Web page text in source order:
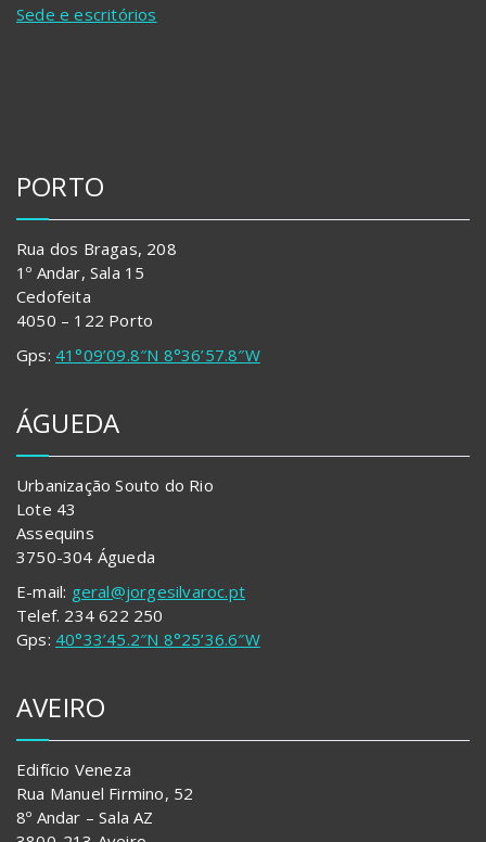
Sede e escritórios
PORTO
Rua dos Bragas, 208
1º Andar, Sala 15
Cedofeita
4050 – 122 Porto
Gps: 41°09’09.8″N 8°36’57.8″W
ÁGUEDA
Urbanização Souto do Rio
Lote 43
Assequins
3750-304 Águeda
E-mail: geral@jorgesilvaroc.pt
Telef. 234 622 250
Gps: 40°33’45.2″N 8°25’36.6″W
AVEIRO
Edifício Veneza
Rua Manuel Firmino, 52
8º Andar – Sala AZ